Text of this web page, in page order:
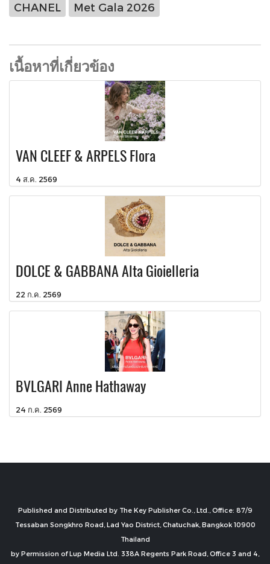
CHANEL Met Gala 2026
เนื้อหาที่เกี่ยวข้อง
VAN CLEEF & ARPELS Flora
4 ส.ค. 2569
DOLCE & GABBANA Alta Gioielleria
22 ก.ค. 2569
BVLGARI Anne Hathaway
24 ก.ค. 2569
Published and Distributed by The Key Publisher Co., Ltd., Office: 87/9
Tessaban Songkhro Road, Lad Yao District, Chatuchak, Bangkok 10900
Thailand
by Permission of Lup Media Ltd. 338A Regents Park Road, Office 3 and 4,